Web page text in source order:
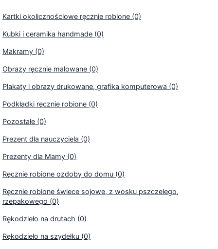
Kartki okolicznościowe ręcznie robione (0)
Kubki i ceramika handmade (0)
Makramy (0)
Obrazy ręcznie malowane (0)
Plakaty i obrazy drukowane, grafika komputerowa (0)
Podkładki ręcznie robione (0)
Pozostałe (0)
Prezent dla nauczyciela (0)
Prezenty dla Mamy (0)
Ręcznie robione ozdoby do domu (0)
Ręcznie robione świece sojowe, z wosku pszczelego,
rzepakowego (0)
Rękodzieło na drutach (0)
Rękodzieło na szydełku (0)